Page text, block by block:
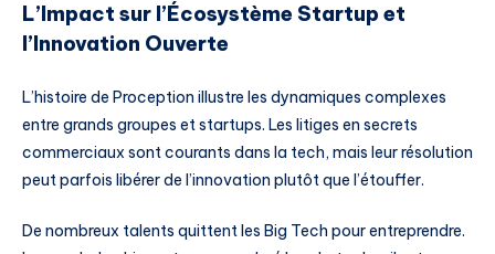
L’Impact sur l’Écosystème Startup et
l’Innovation Ouverte
L’histoire de Proception illustre les dynamiques complexes
entre grands groupes et startups. Les litiges en secrets
commerciaux sont courants dans la tech, mais leur résolution
peut parfois libérer de l’innovation plutôt que l’étouffer.
De nombreux talents quittent les Big Tech pour entreprendre.